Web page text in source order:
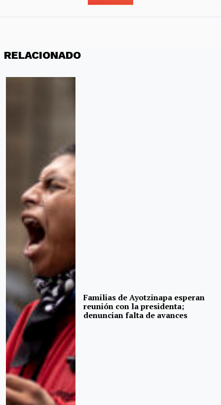
RELACIONADO
Familias de Ayotzinapa esperan
reunión con la presidenta;
denuncian falta de avances